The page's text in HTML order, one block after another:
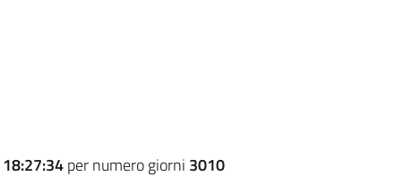
18:27:34per numero giorni 3010